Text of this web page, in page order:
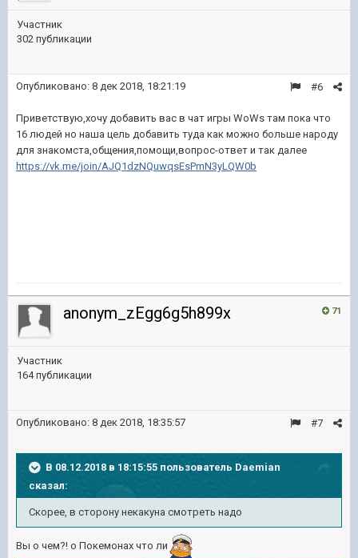
Участник
302 публикации
#6
Опубликовано: 8 дек 2018, 18:21:19
Приветствую,хочу добавить вас в чат игры WoWs там пока что
16 людей но наша цель добавить туда как можно больше народу
для знакомста,общения,помощи,вопрос-ответ и так далее
https://vk.me/join/AJQ1dzNQuwqsEsPmN3yLQW0b
71
anonym_zEgg6g5h899x
Участник
164 публикации
#7
Опубликовано: 8 дек 2018, 18:35:57
В 08.12.2018 в 18:15:55 пользователь Daemian
сказал:
Скорее, в сторону некакуна смотреть надо
Вы о чем?! о Покемонах что ли